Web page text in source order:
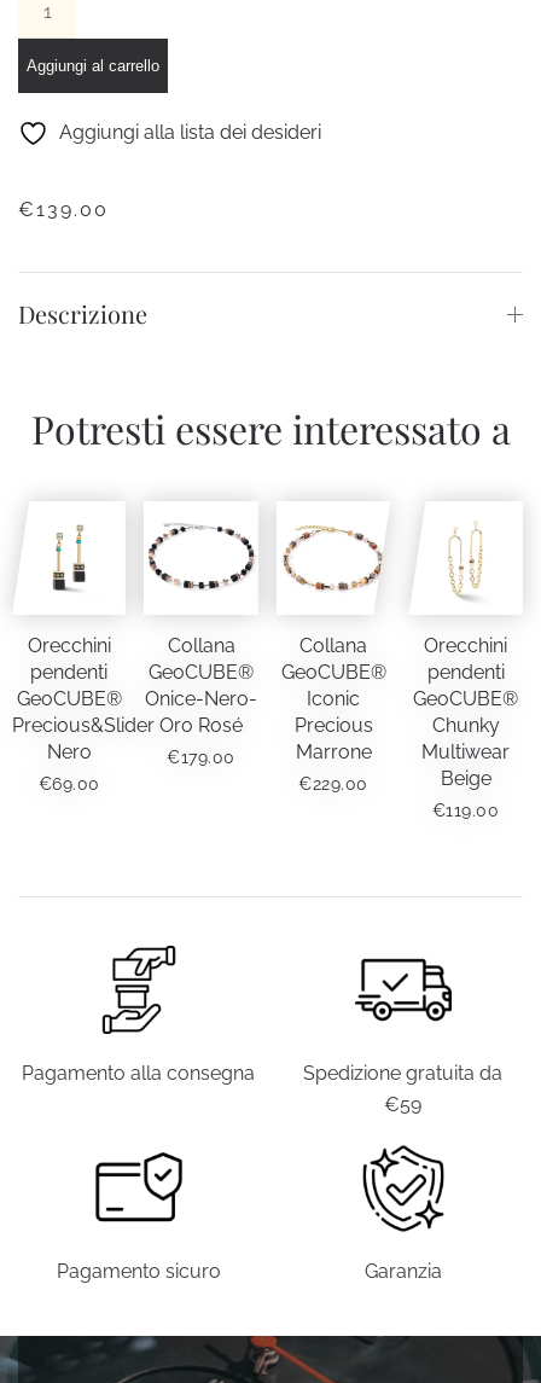
Cubi
Verde
quantità
Aggiungi al carrello
Aggiungi alla lista dei desideri
€139.00
Descrizione
Potresti essere interessato a
Orecchini
pendenti
GeoCUBE®
Precious&Slider
Nero
€69.00
Collana
GeoCUBE®
Onice-Nero-
Oro Rosé
€179.00
Collana
GeoCUBE®
Iconic
Precious
Marrone
€229.00
Orecchini
pendenti
GeoCUBE®
Chunky
Multiwear
Beige
€119.00
Pagamento alla consegna
Spedizione gratuita da
€59
Pagamento sicuro Garanzia